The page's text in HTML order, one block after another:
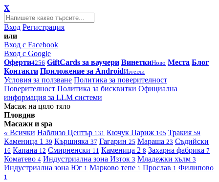
X
Вход Регистрация
или
Вход с Facebook
Вход с Google
Оферти4256 GiftCards за ваучери ВинеткиНово Места Блог
Контакти Приложение за AndroidИзтегли
Условия за ползване Политика за поверителност
Поверителност Политика за бисквитки Официална
информация за LLM системи
Масаж на цяло тяло
Пловдив
Масажи и spa
« Всички Наблизо Център 131 Кючук Париж 105 Тракия 59
Каменица 1 39 Кършияка 37 Гагарин 25 Мараша 23 Съдийски
16 Капана 12 Смирненски 11 Каменица 2 8 Захарна фабрика 7
Коматево 4 Индустриална зона Изток 3 Младежки хълм 3
Индустриална зона Юг 1 Марково тепе 1 Прослав 1 Филипово
1